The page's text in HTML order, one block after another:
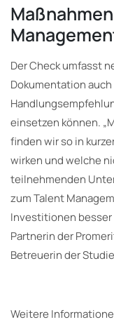
Der Check umfasst
Dokumentation
einsetzen können.
finden wir so in
wirken und welche
teilnehmenden
zum Talent
Investitionen besser
Partnerin der
Betreuerin der
Weitere